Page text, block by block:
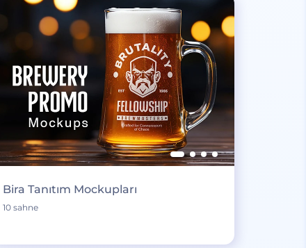
Bira Tanıtım Mockupları
10 sahne